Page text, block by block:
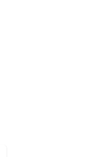
যায়নি। ময়নাতদন্ত
বছর বয়সী মহাদেব ঘোষ
প্যারিসে এমবিএ-তে
কিংস কলেজ
ইতালিতে একটি
আসেন। এ ছাড়া তিনি
কলাম লিখতেন।